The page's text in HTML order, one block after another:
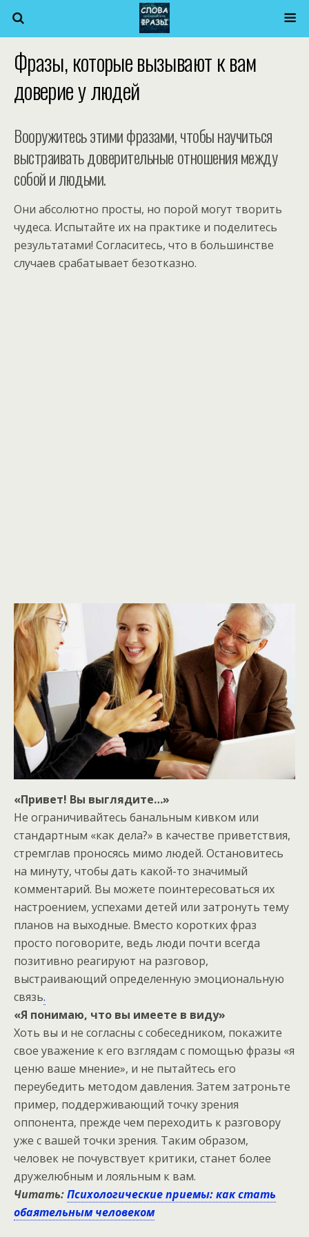
Фразы, которые вызывают к вам
доверие у людей
Вооружитесь этими фразами, чтобы научиться
выстраивать доверительные отношения между
собой и людьми.
Они абсолютно просты, но порой могут творить
чудеса. Испытайте их на практике и поделитесь
результатами! Согласитесь, что в большинстве
случаев срабатывает безотказно.
«Привет! Вы выглядите…»
Не ограничивайтесь банальным кивком или
стандартным «как дела?» в качестве приветствия,
стремглав проносясь мимо людей. Остановитесь
на минуту, чтобы дать какой-то значимый
комментарий. Вы можете поинтересоваться их
настроением, успехами детей или затронуть тему
планов на выходные. Вместо коротких фраз
просто поговорите, ведь люди почти всегда
позитивно реагируют на разговор,
выстраивающий определенную эмоциональную
связь.
«Я понимаю, что вы имеете в виду»
Хоть вы и не согласны с собеседником, покажите
свое уважение к его взглядам с помощью фразы «я
ценю ваше мнение», и не пытайтесь его
переубедить методом давления. Затем затроньте
пример, поддерживающий точку зрения
оппонента, прежде чем переходить к разговору
уже с вашей точки зрения. Таким образом,
человек не почувствует критики, станет более
дружелюбным и лояльным к вам.
Читать:Психологические приемы: как стать
обаятельным человеком